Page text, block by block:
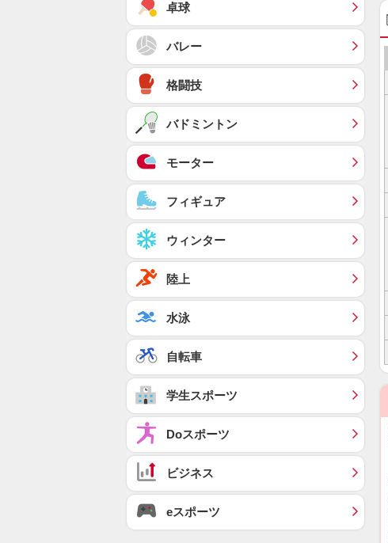
卓球
バレー
格闘技
バドミントン
モーター
フィギュア
ウィンター
陸上
水泳
自転車
学生スポーツ
Doスポーツ
ビジネス
eスポーツ